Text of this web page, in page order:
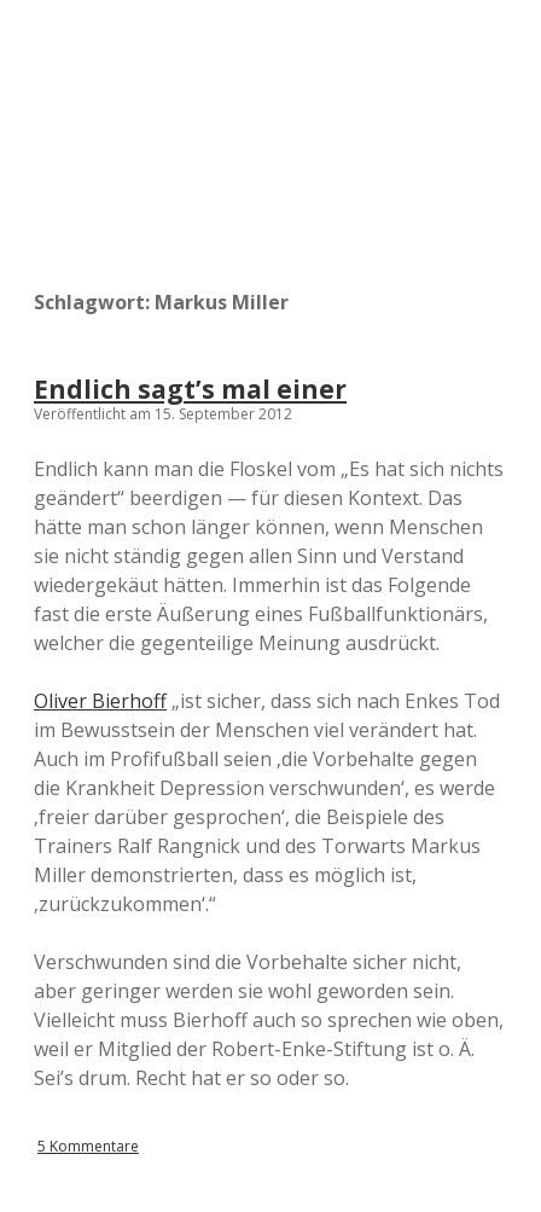
Schlagwort: Markus Miller
Endlich sagt’s mal einer
Veröffentlicht am 15. September 2012
Endlich kann man die Floskel vom „Es hat sich nichts
geändert“ beerdigen — für diesen Kontext. Das
hätte man schon länger können, wenn Menschen
sie nicht ständig gegen allen Sinn und Verstand
wiedergekäut hätten. Immerhin ist das Folgende
fast die erste Äußerung eines Fußballfunktionärs,
welcher die gegenteilige Meinung ausdrückt.
Oliver Bierhoff„ist sicher, dass sich nach Enkes Tod
im Bewusstsein der Menschen viel verändert hat.
Auch im Profifußball seien ‚die Vorbehalte gegen
die Krankheit Depression verschwunden‘, es werde
‚freier darüber gesprochen‘, die Beispiele des
Trainers Ralf Rangnick und des Torwarts Markus
Miller demonstrierten, dass es möglich ist,
‚zurückzukommen‘.“
Verschwunden sind die Vorbehalte sicher nicht,
aber geringer werden sie wohl geworden sein.
Vielleicht muss Bierhoff auch so sprechen wie oben,
weil er Mitglied der Robert-Enke-Stiftung ist o. Ä.
Sei’s drum. Recht hat er so oder so.
5 Kommentare